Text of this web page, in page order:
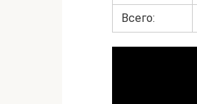
Всего: